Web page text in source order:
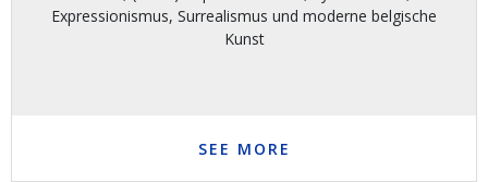
Expressionismus, Surrealismus und moderne belgische
Kunst
SEE MORE